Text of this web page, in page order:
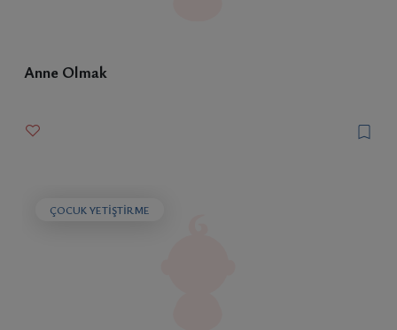
Anne Olmak
ÇOCUK YETIŞTIRME